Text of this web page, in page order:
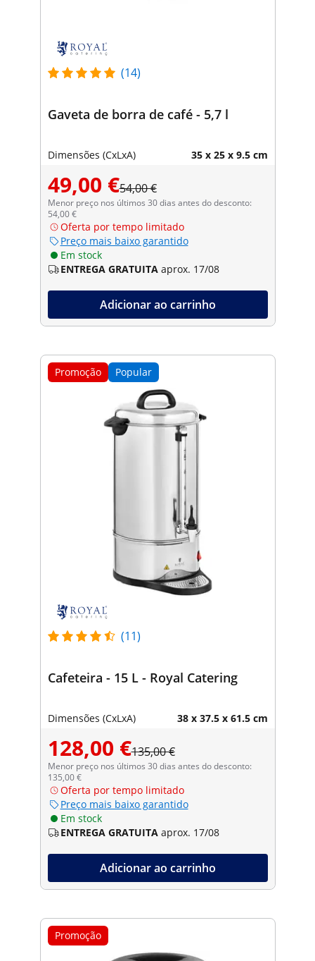
(14)
Gaveta de borra de café - 5,7 l
Dimensões (CxLxA) 35 x 25 x 9.5 cm
49,00 €54,00 €
Menor preço nos últimos 30 dias antes do desconto:
54,00 €
Oferta por tempo limitado
Preço mais baixo garantido
Em stock
ENTREGA GRATUITA aprox. 17/08
Adicionar ao carrinho
Promoção Popular
(11)
Cafeteira - 15 L - Royal Catering
Dimensões (CxLxA) 38 x 37.5 x 61.5 cm
128,00 €135,00 €
Menor preço nos últimos 30 dias antes do desconto:
135,00 €
Oferta por tempo limitado
Preço mais baixo garantido
Em stock
ENTREGA GRATUITA aprox. 17/08
Adicionar ao carrinho
Promoção